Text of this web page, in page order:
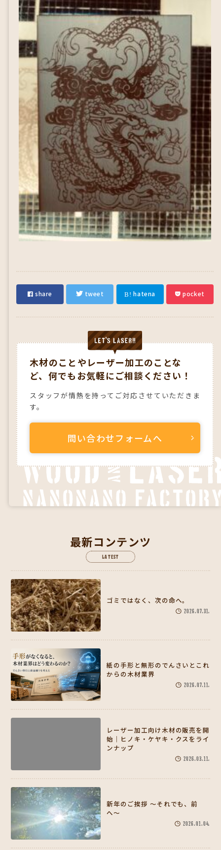
share tweet hatena pocket
木材のことやレーザー加工のことな
ど、 何でもお気軽にご相談ください！
スタッフが情熱を持ってご対応させていただきま
す。
問い合わせフォームへ
最新コンテンツ
LATEST
ゴミではなく、次の命へ。
2026.07.31.
紙の手形と無形のでんさいとこれ
からの木材業界
2026.07.11.
レーザー加工向け木材の販売を開
始｜ヒノキ・ケヤキ・クスをライ
ンナップ
2026.03.11.
新年のご挨拶 〜それでも、前
へ〜
2026.01.04.